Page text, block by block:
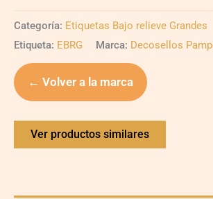
Categoría: Etiquetas Bajo relieve Grandes
Etiqueta: EBRG Marca: Decosellos
← Volver a la marca
Ver productos similares